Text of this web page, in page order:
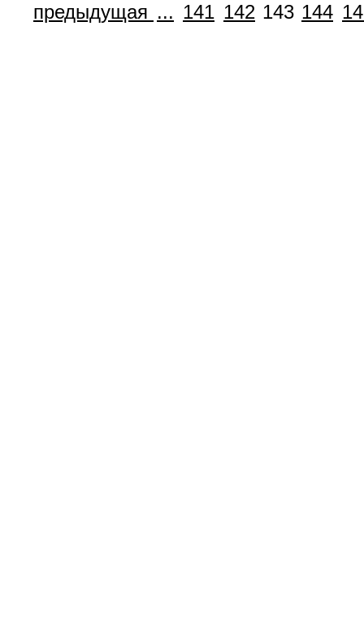
предыдущая ... 141 142 143 144